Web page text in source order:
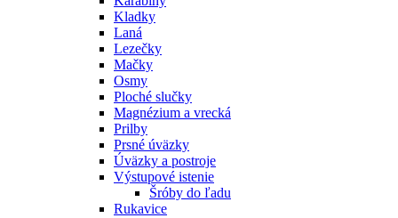
Kladky
Laná
Lezečky
Mačky
Osmy
Ploché slučky
Magnézium a vrecká
Prilby
Prsné úväzky
Úväzky a postroje
Výstupové istenie
Šróby do ľadu
Rukavice